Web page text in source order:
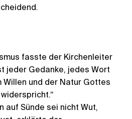
fasste der Kirchenleiter
jeder Gedanke, jedes Wort
Willen und der Natur Gottes
auf Sünde sei nicht Wut,